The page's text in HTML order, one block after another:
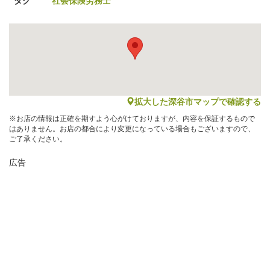
map
拡大した深谷市マップで確認する
※お店の情報は正確を期すよう心がけておりますが、内容を保証するもので
はありません。お店の都合により変更になっている場合もございますので、
ご了承ください。
広告